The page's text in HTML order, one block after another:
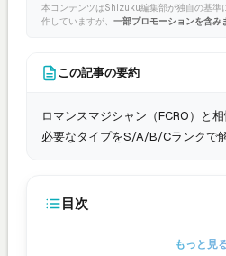
本コンテンツはShizuku編集部が独自の基準
作していますが、 一部プロモーションを含み
この記事の要約
ロマンスマジシャン（FCRO）と
必要なタイプをS/A/B/Cランクで解
目次
もっと見